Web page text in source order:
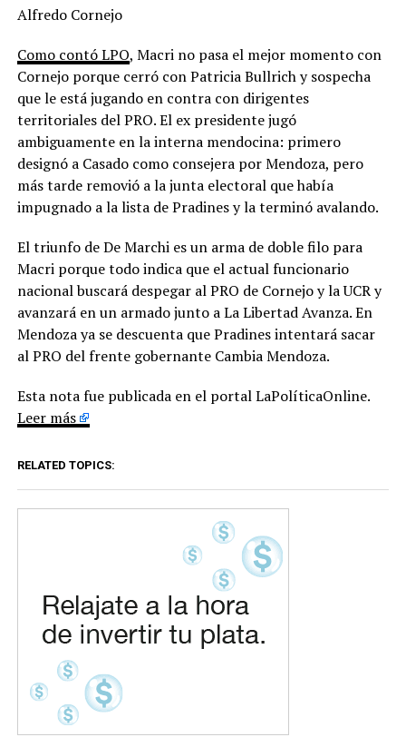
Alfredo Cornejo
Como contó LPO, Macri no pasa el mejor momento con
Cornejo porque cerró con Patricia Bullrich y sospecha
que le está jugando en contra con dirigentes
territoriales del PRO. El ex presidente jugó
ambiguamente en la interna mendocina: primero
designó a Casado como consejera por Mendoza, pero
más tarde removió a la junta electoral que había
impugnado a la lista de Pradines y la terminó avalando.
El triunfo de De Marchi es un arma de doble filo para
Macri porque todo indica que el actual funcionario
nacional buscará despegar al PRO de Cornejo y la UCR y
avanzará en un armado junto a La Libertad Avanza. En
Mendoza ya se descuenta que Pradines intentará sacar
al PRO del frente gobernante Cambia Mendoza.
Esta nota fue publicada en el portal LaPolíticaOnline.
Leer más
RELATED TOPICS: